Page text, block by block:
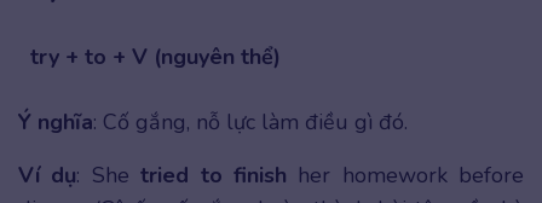
try + to + V (nguyên thể)
Ý nghĩa: Cố gắng, nỗ lực làm điều gì đó.
Ví dụ: Shetried to finish her homework before